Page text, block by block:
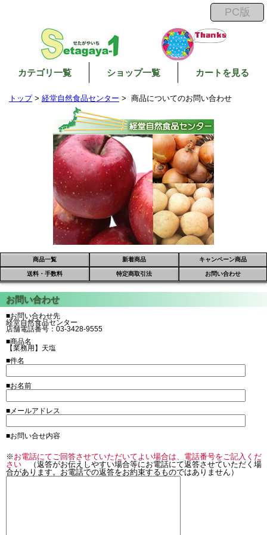
カテゴリ一覧 ショップ一覧 カートを見る
トップ> 経堂自然食品センター > 商品についてのお問い合わせ
商品一覧 新着商品 キャンペーン商品
送料・手数料 特定商取引法 お問い合わせ
■お問い合わせ先
経堂自然食品センター
店舗電話番号：03-3428-9555
■商品名
【業務用】天塩
■件名
■お名前
■メールアドレス
■お問い合せ内容
※ お電話にてご回答させていただいてよい場合は、電話番号をご記入くだ
さい （返答がお伝えしやすい場合等にお電話にて返答させていただく場
合があります。お電話での返答をお約束するものではありません）